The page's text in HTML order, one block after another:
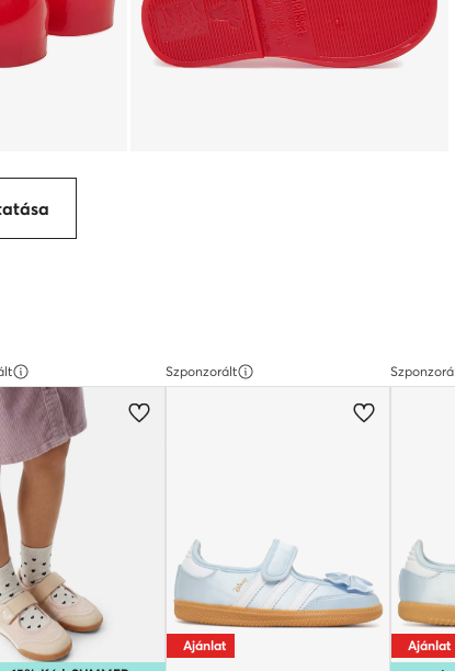
Szponzorált
Ajánlat Ajánlat